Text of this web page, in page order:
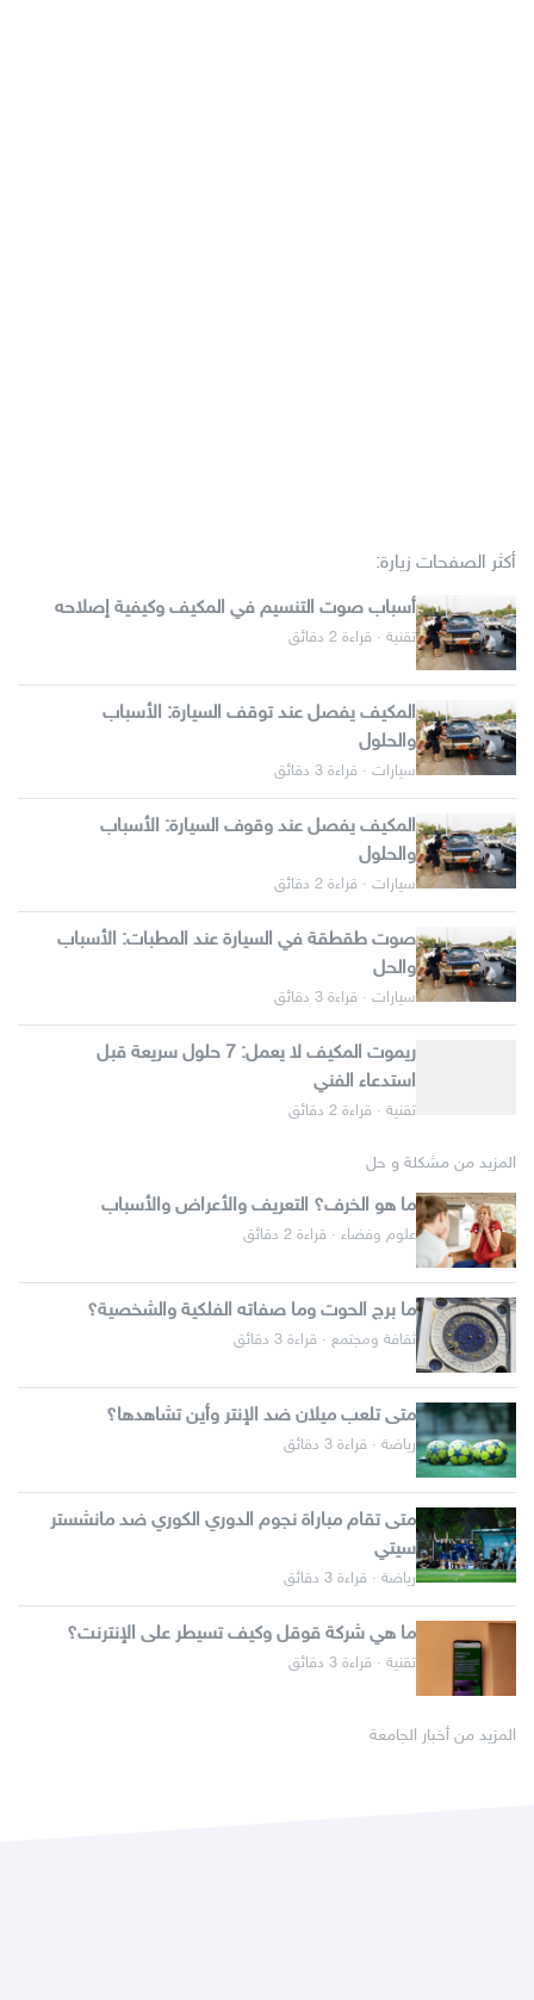
أكثر الصفحات زيارة:
أسباب صوت التنسيم في المكيف وكيفية إصلاحه
تقنية · قراءة 2 دقائق
المكيف يفصل عند توقف السيارة: الأسباب
والحلول
سيارات · قراءة 3 دقائق
المكيف يفصل عند وقوف السيارة: الأسباب
والحلول
سيارات · قراءة 2 دقائق
صوت طقطقة في السيارة عند المطبات: الأسباب
والحل
سيارات · قراءة 3 دقائق
ريموت المكيف لا يعمل: 7 حلول سريعة قبل
استدعاء الفني
تقنية · قراءة 2 دقائق
المزيد من مشكلة و حل
ما هو الخرف؟ التعريف والأعراض والأسباب
علوم وفضاء · قراءة 2 دقائق
ما برج الحوت وما صفاته الفلكية والشخصية؟
ثقافة ومجتمع · قراءة 3 دقائق
متى تلعب ميلان ضد الإنتر وأين تشاهدها؟
رياضة · قراءة 3 دقائق
متى تقام مباراة نجوم الدوري الكوري ضد مانشستر
سيتي
رياضة · قراءة 3 دقائق
ما هي شركة قوقل وكيف تسيطر على الإنترنت؟
تقنية · قراءة 3 دقائق
المزيد من أخبار الجامعة